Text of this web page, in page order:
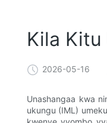
Kila Kitu
2026-05-16
Unashangaa kwa
ukungu (IML)